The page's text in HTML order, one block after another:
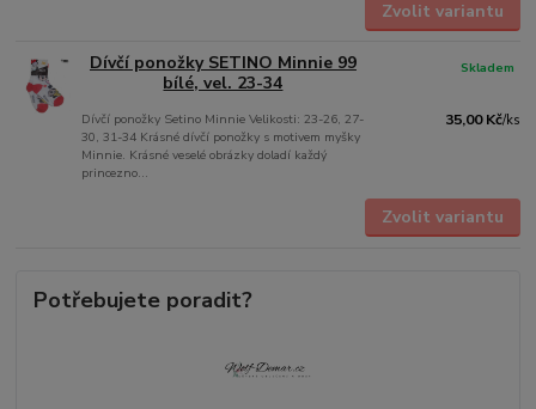
Zvolit variantu
Dívčí ponožky SETINO Minnie 99
bílé, vel. 23-34
Dívčí ponožky Setino Minnie Velikosti: 23-26, 27-
30, 31-34 Krásné dívčí ponožky s motivem myšky
Minnie. Krásné veselé obrázky doladí každý
princezno...
35,00 Kč/ks
Skladem
Zvolit variantu
Potřebujete poradit?